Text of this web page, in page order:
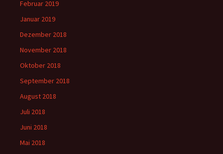
Februar 2019
Januar 2019
Dezember 2018
November 2018
Oktober 2018
September 2018
August 2018
Juli 2018
Juni 2018
Mai 2018